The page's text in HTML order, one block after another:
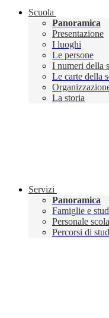
Scuola
Panoramica
Presentazione
I luoghi
Le persone
I numeri della
Le carte della
La storia
Servizi
Panoramica
Famiglie e
Personale
Percorsi di